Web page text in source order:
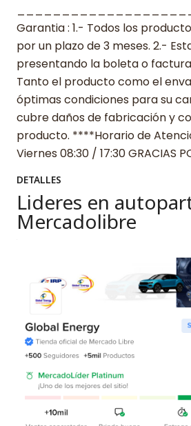
Garantia : 1.- Todos los
por un plazo de 3 meses. 2.-
presentando la boleta o
Tanto el producto como el
óptimas condiciones para su
cubre daños de fabricación y
producto. ****Horario de
Viernes 08:30 / 17:30 GRACIAS
DETALLES
Lideres en
Mercadolibre